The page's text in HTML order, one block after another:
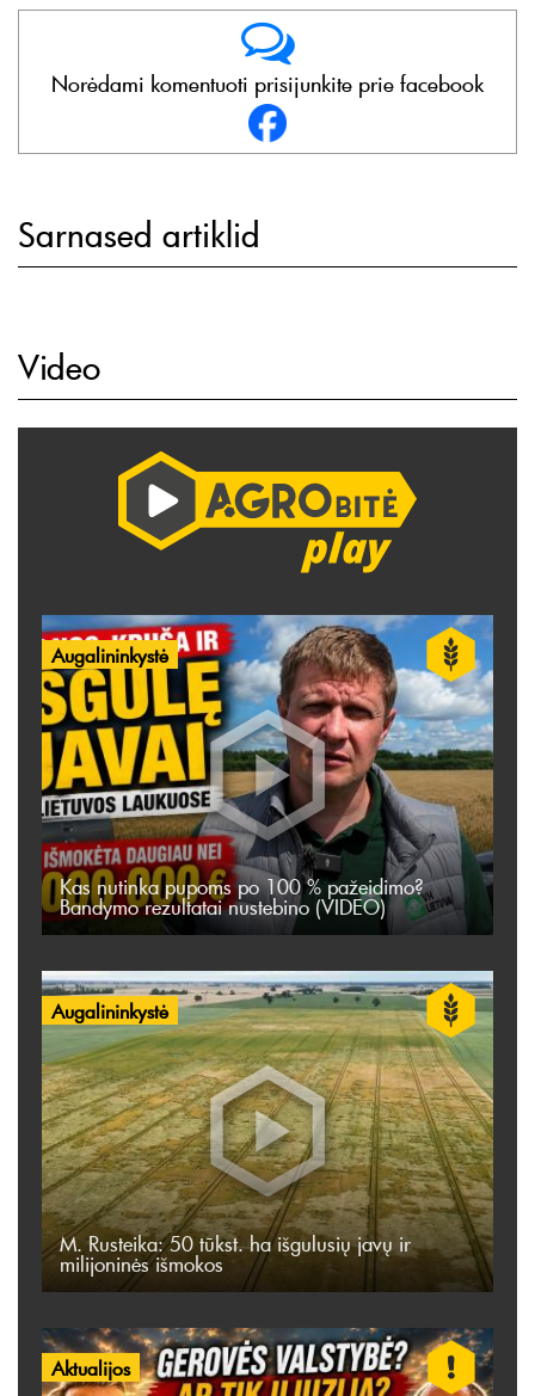
Norėdami komentuoti prisijunkite prie facebook
Sarnased artiklid
Video
Augalininkystė
Kas nutinka pupoms po 100 % pažeidimo?
Bandymo rezultatai nustebino (VIDEO)
Augalininkystė
M. Rusteika: 50 tūkst. ha išgulusių javų ir
milijoninės išmokos
Aktualijos